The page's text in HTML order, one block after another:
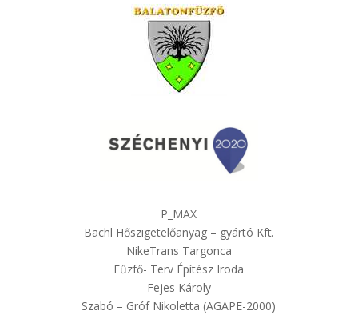
P_MAX
Bachl Hőszigetelőanyag – gyártó Kft.
NikeTrans Targonca
Fűzfő- Terv Építész Iroda
Fejes Károly
Szabó – Gróf Nikoletta (AGAPE-2000)